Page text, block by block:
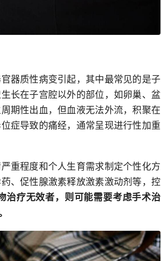
器质性病变引起，其中最常见的是子
长在子宫腔以外的部位，如卵巢、盆
期性出血，但血液无法外流，积聚在
症导致的痛经，通常呈现进行性加重
重程度和个人生育需求制定个性化方
、促性腺激素释放激素激动剂等，控
治疗无效者，则可能需要考虑手术治